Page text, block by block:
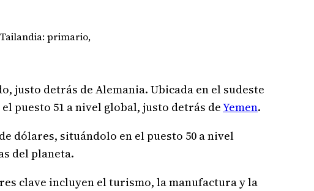
primario,
justo detrás de Alemania. Ubicada en el sudeste
puesto 51 a nivel global, justo detrás deYemen.
dólares, situándolo en el puesto 50 a nivel
del planeta.
clave incluyen el turismo, la manufactura y la